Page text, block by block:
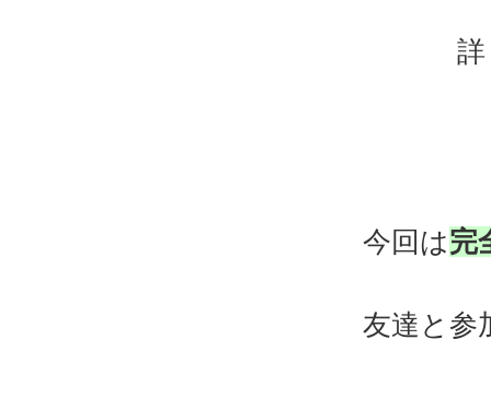
今回は完
友達と参